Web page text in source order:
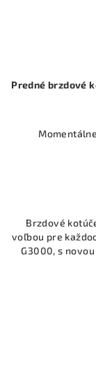
Predné brzdové
Brzdové
voľbou pre
G3000, s